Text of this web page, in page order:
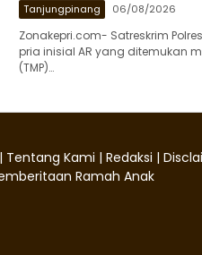
Tanjungpinang 06/08/2026
Zonakepri.com- Satreskrim
pria inisial AR yang ditemukan
(TMP)…
Tentang Kami | Redaksi |
Ramah Anak